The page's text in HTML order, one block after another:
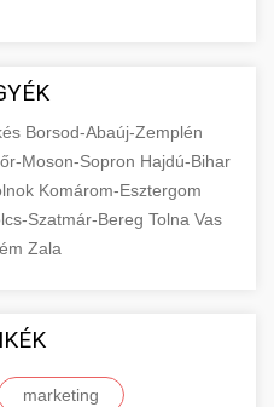
Borsod-Abaúj-Zemplén
Moson-Sopron Hajdú-Bihar
Komárom-Esztergom
Szatmár-Bereg Tolna Vas
Zala
marketing